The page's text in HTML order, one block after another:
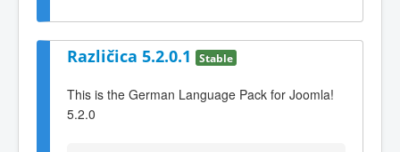
Različica 5.2.0.1 Stable
This is the German Language Pack for Joomla!
5.2.0